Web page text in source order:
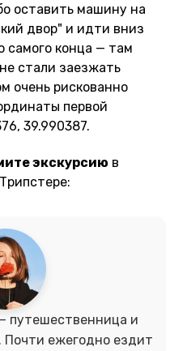
оставить машину на
двор" и идти вниз
самого конца — там
стали заезжать
очень рискованно
первой
39.990387.
экскурсию в
путешественница и
Почти ежегодно ездит